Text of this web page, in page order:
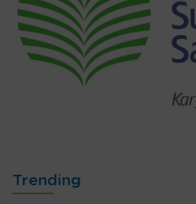
Trending